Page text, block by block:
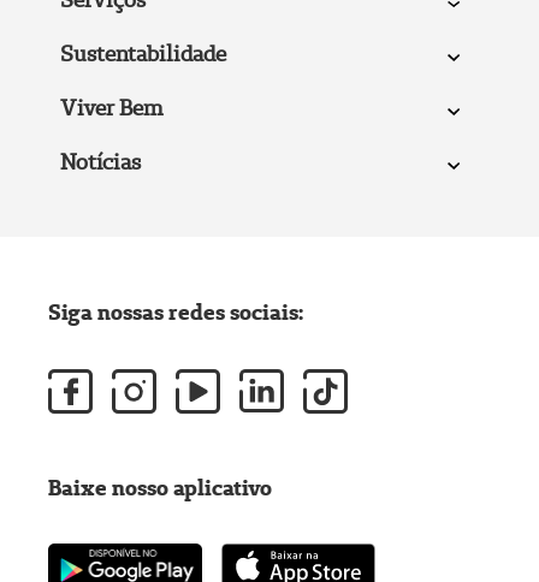
Sustentabilidade
Viver Bem
Notícias
Siga nossas redes sociais:
Baixe nosso aplicativo